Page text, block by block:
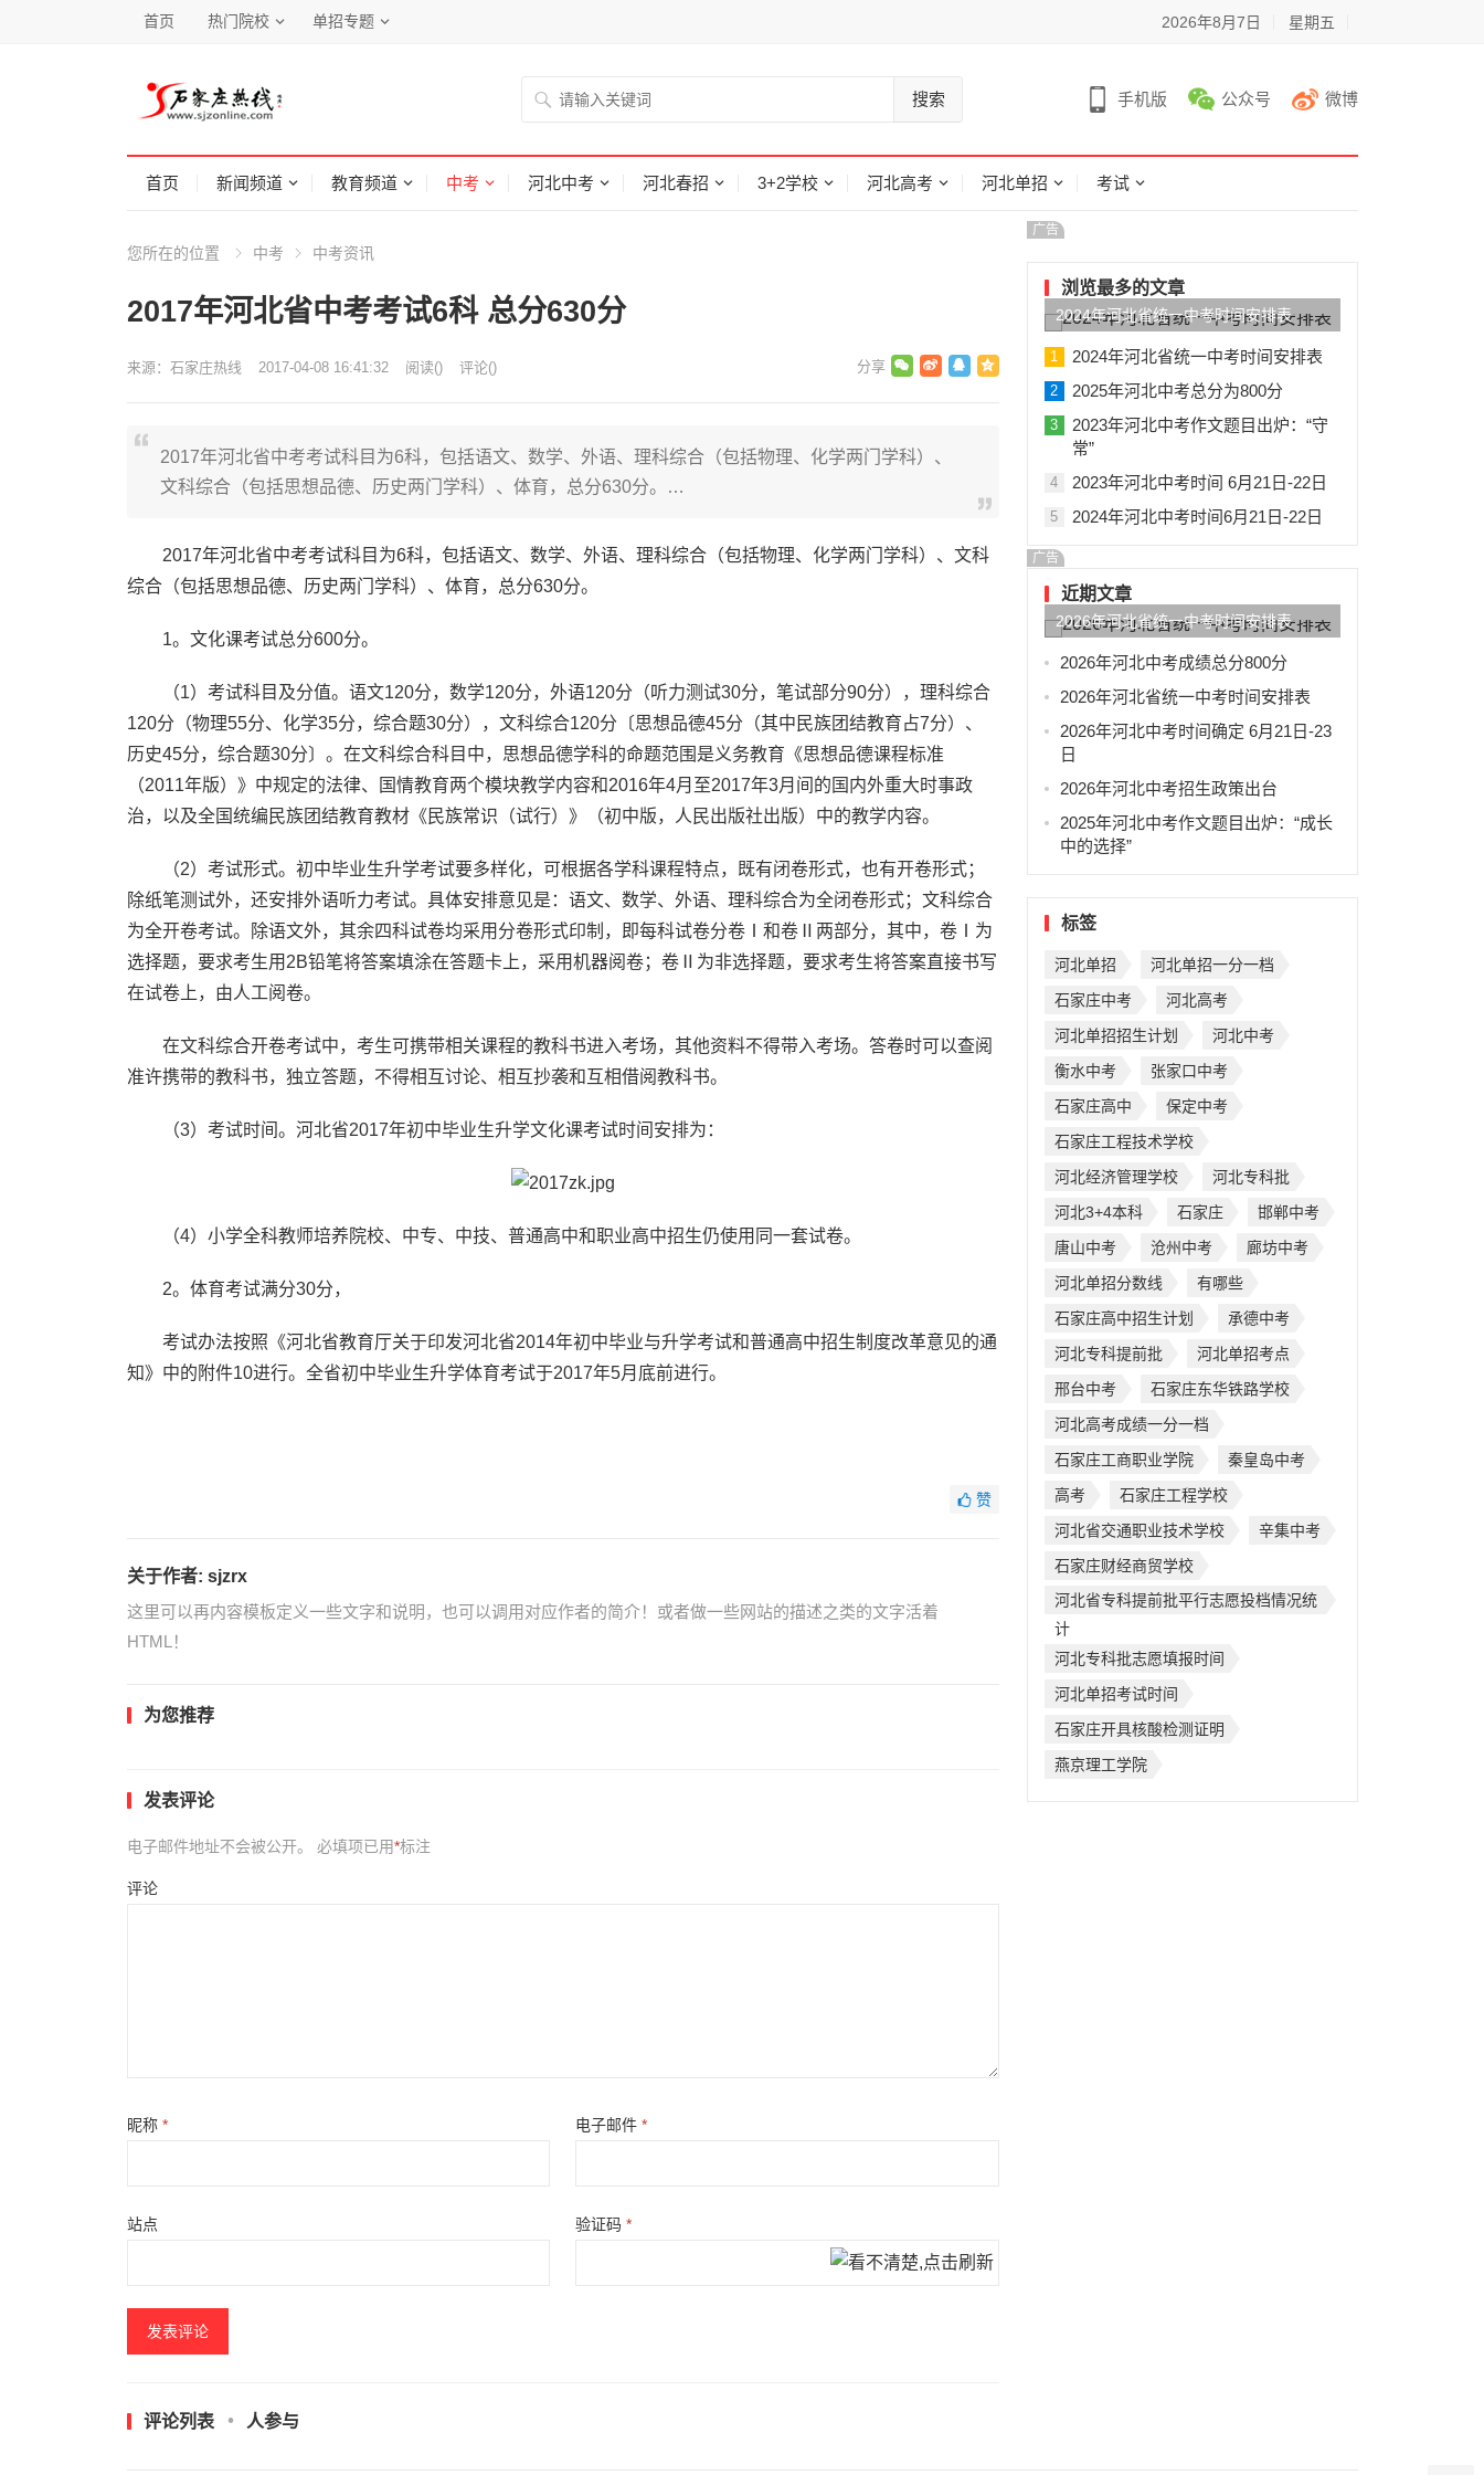
首页 热门院校 单招专题 2026年8月7日 星期五
搜索 手机版 公众号 微博
首页 新闻频道 教育频道 中考 河北中考 河北春招 3+2学校 河北高考 河北单招 考试
您所在的位置 中考 中考资讯
2017年河北省中考考试6科 总分630分
来源： 石家庄热线 2017-04-08 16:41:32 阅读() 评论()
2017年河北省中考考试科目为6科，包括语文、数学、外语、理科综合（包括物理、化学两门学科）、
文科综合（包括思想品德、历史两门学科）、体育，总分630分。…
2017年河北省中考考试科目为6科，包括语文、数学、外语、理科综合（包括物理、化学两门学科）、文科
综合（包括思想品德、历史两门学科）、体育，总分630分。
1。文化课考试总分600分。
（1）考试科目及分值。语文120分，数学120分，外语120分（听力测试30分，笔试部分90分），理科综合
120分（物理55分、化学35分，综合题30分），文科综合120分〔思想品德45分（其中民族团结教育占7分）、
历史45分，综合题30分〕。在文科综合科目中，思想品德学科的命题范围是义务教育《思想品德课程标准
（2011年版）》中规定的法律、国情教育两个模块教学内容和2016年4月至2017年3月间的国内外重大时事政
治，以及全国统编民族团结教育教材《民族常识（试行）》（初中版，人民出版社出版）中的教学内容。
（2）考试形式。初中毕业生升学考试要多样化，可根据各学科课程特点，既有闭卷形式，也有开卷形式；
除纸笔测试外，还安排外语听力考试。具体安排意见是：语文、数学、外语、理科综合为全闭卷形式；文科综合
为全开卷考试。除语文外，其余四科试卷均采用分卷形式印制，即每科试卷分卷Ⅰ和卷Ⅱ两部分，其中，卷Ⅰ为
选择题，要求考生用2B铅笔将答案填涂在答题卡上，采用机器阅卷；卷Ⅱ为非选择题，要求考生将答案直接书写
在试卷上，由人工阅卷。
在文科综合开卷考试中，考生可携带相关课程的教科书进入考场，其他资料不得带入考场。答卷时可以查阅
准许携带的教科书，独立答题，不得相互讨论、相互抄袭和互相借阅教科书。
（3）考试时间。河北省2017年初中毕业生升学文化课考试时间安排为：
（4）小学全科教师培养院校、中专、中技、普通高中和职业高中招生仍使用同一套试卷。
2。体育考试满分30分，
考试办法按照《河北省教育厅关于印发河北省2014年初中毕业与升学考试和普通高中招生制度改革意见的通
知》中的附件10进行。全省初中毕业生升学体育考试于2017年5月底前进行。
赞
关于作者: sjzrx
这里可以再内容模板定义一些文字和说明，也可以调用对应作者的简介！或者做一些网站的描述之类的文字活着
HTML！
为您推荐
发表评论
电子邮件地址不会被公开。 必填项已用*标注
评论
昵称 * 电子邮件*
站点 验证码*
评论列表 人参与
广告
浏览最多的文章
2024年河北省统一中考时间安排表
1 2024年河北省统一中考时间安排表
2 2025年河北中考总分为800分
3
2023年河北中考作文题目出炉：“守
常”
4 2023年河北中考时间 6月21日-22日
5 2024年河北中考时间6月21日-22日
广告
近期文章
2026年河北省统一中考时间安排表
2026年河北中考成绩总分800分
2026年河北省统一中考时间安排表
2026年河北中考时间确定 6月21日-23
日
2026年河北中考招生政策出台
2025年河北中考作文题目出炉：“成长
中的选择”
标签
河北单招
河北单招一分一档
石家庄中考
河北高考
河北单招招生计划
河北中考
衡水中考
张家口中考
石家庄高中
保定中考
石家庄工程技术学校
河北经济管理学校
河北专科批
河北3+4本科
石家庄
邯郸中考
唐山中考
沧州中考
廊坊中考
河北单招分数线
有哪些
石家庄高中招生计划
承德中考
河北专科提前批
河北单招考点
邢台中考
石家庄东华铁路学校
河北高考成绩一分一档
石家庄工商职业学院
秦皇岛中考
高考
石家庄工程学校
河北省交通职业技术学校
辛集中考
石家庄财经商贸学校
河北省专科提前批平行志愿投档情况统
计
河北专科批志愿填报时间
河北单招考试时间
石家庄开具核酸检测证明
燕京理工学院